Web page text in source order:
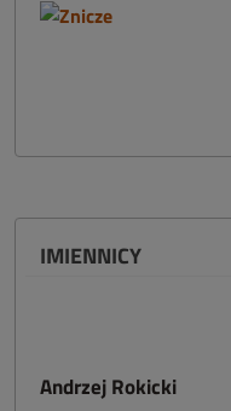
IMIENNICY
Andrzej Rokicki